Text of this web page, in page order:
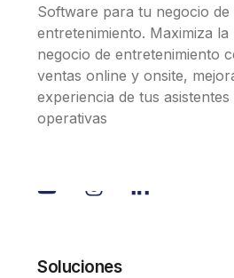
Software para tu negocio de
entretenimiento. Maximiza la
negocio de entretenimiento
ventas online y onsite,
experiencia de tus
operativas
Soluciones